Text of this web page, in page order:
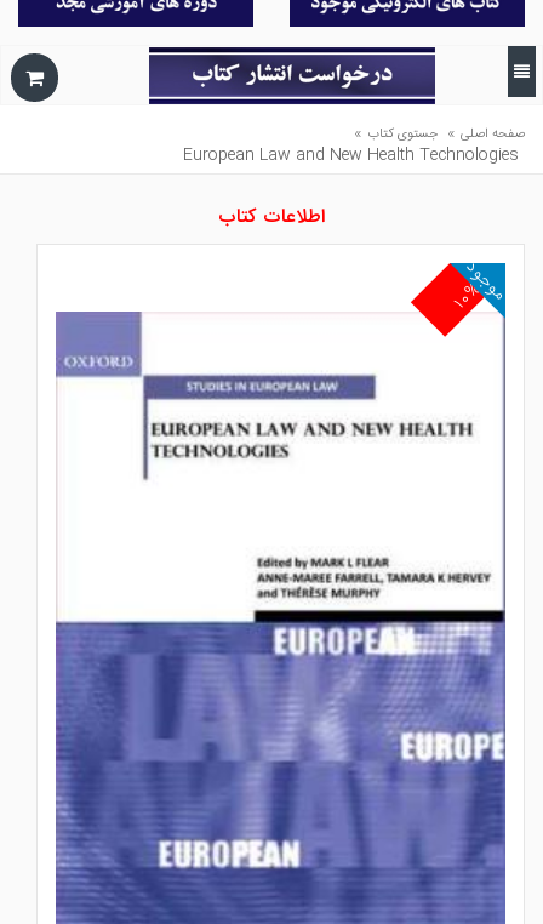
صفحه اصلی » جستوی کتاب »
European Law and New Health Technologies
اطلاعات کتاب
۱۰%
موجود